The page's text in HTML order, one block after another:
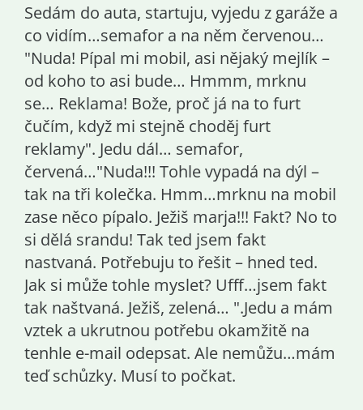
Sedám do auta, startuju, vyjedu z garáže a
co vidím…semafor a na něm červenou…
"Nuda! Pípal mi mobil, asi nějaký mejlík –
od koho to asi bude… Hmmm, mrknu
se… Reklama! Bože, proč já na to furt
čučím, když mi stejně choděj furt
reklamy". Jedu dál… semafor,
červená…"Nuda!!! Tohle vypadá na dýl –
tak na tři kolečka. Hmm…mrknu na mobil
zase něco pípalo. Ježiš marja!!! Fakt? No to
si dělá srandu! Tak ted jsem fakt
nastvaná. Potřebuju to řešit – hned ted.
Jak si může tohle myslet? Ufff…jsem fakt
tak naštvaná. Ježiš, zelená… ".Jedu a mám
vztek a ukrutnou potřebu okamžitě na
tenhle e-mail odepsat. Ale nemůžu…mám
teď schůzky. Musí to počkat.